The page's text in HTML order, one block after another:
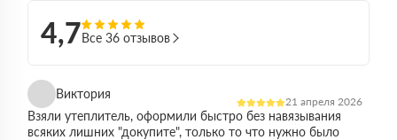
4,7Все 36 отзывов
Виктория
21 апреля 2026
Взяли утеплитель, оформили быстро без навязывания
всяких лишних "докупите", только то что нужно было